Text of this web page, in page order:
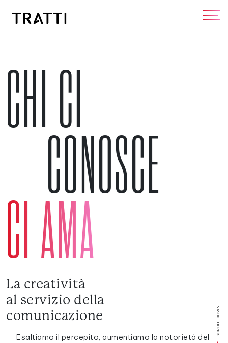
CHI CI
CONOSCE
CI AMA
La creatività
al servizio della
comunicazione
Esaltiamo il percepito, aumentiamo la notorietà del
SCROLL DOWN